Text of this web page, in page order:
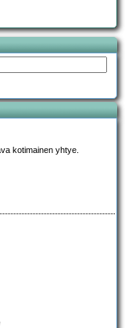
kotimainen yhtye.